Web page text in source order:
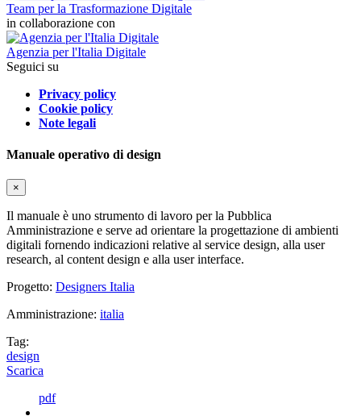
Team per la Trasformazione Digitale
in collaborazione con
Agenzia per l'Italia Digitale
Seguici su
Privacy policy
Cookie policy
Note legali
Manuale operativo di design
×
Il manuale è uno strumento di lavoro per la Pubblica
Amministrazione e serve ad orientare la progettazione di ambienti
digitali fornendo indicazioni relative al service design, alla user
research, al content design e alla user interface.
Progetto: Designers Italia
Amministrazione: italia
Tag:
design
Scarica
pdf